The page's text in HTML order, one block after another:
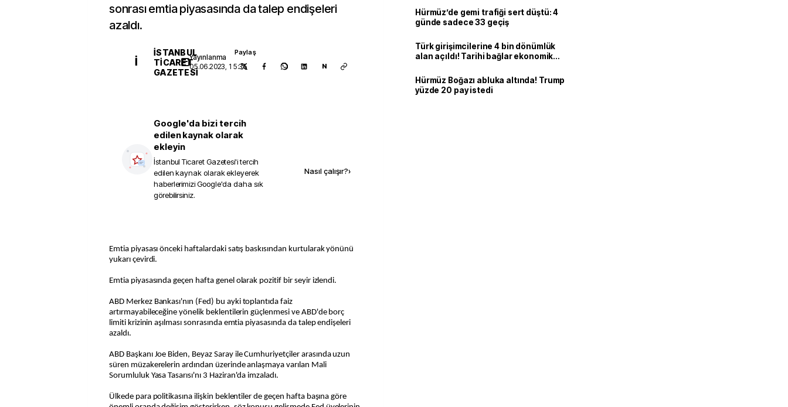
sonrası emtia piyasasında da talep endişeleri
azaldı.
İ
İSTANBUL
TICARET
GAZETESI
Yayınlanma
05.06.2023, 15:35
Paylaş
N
Google'da bizi tercih
edilen kaynak olarak
ekleyin
İstanbul Ticaret Gazetesi'i tercih
edilen kaynak olarak ekleyerek
haberlerimizi Google'da daha sık
görebilirsiniz.
Nasıl çalışır?›
Emtia piyasası önceki haftalardaki satış baskısından kurtularak yönünü
yukarı çevirdi.
Emtia piyasasında geçen hafta genel olarak pozitif bir seyir izlendi.
ABD Merkez Bankası'nın (Fed) bu ayki toplantıda faiz
artırmayabileceğine yönelik beklentilerin güçlenmesi ve ABD'de borç
limiti krizinin aşılması sonrasında emtia piyasasında da talep endişeleri
azaldı.
ABD Başkanı Joe Biden, Beyaz Saray ile Cumhuriyetçiler arasında uzun
süren müzakerelerin ardından üzerinde anlaşmaya varılan Mali
Sorumluluk Yasa Tasarısı'nı 3 Haziran'da imzaladı.
Ülkede para politikasına ilişkin beklentiler de geçen hafta başına göre
Hürmüz’de gemi trafiği sert düştü: 4
günde sadece 33 geçiş
Türk girişimcilerine 4 bin dönümlük
alan açıldı! Tarihi bağlar ekonomik
Hürmüz Boğazı abluka altında! Trump
yüzde 20 pay istedi